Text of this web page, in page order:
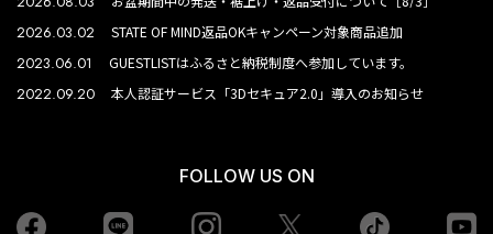
2026.03.02 STATE OF MIND返品OKキャンペーン対象商品追加
2023.06.01 GUESTLISTはふるさと納税制度へ参加しています。
2022.09.20 本人認証サービス「3Dセキュア2.0」導入のお知らせ
FOLLOW US ON
Facebook Instagram tiktok